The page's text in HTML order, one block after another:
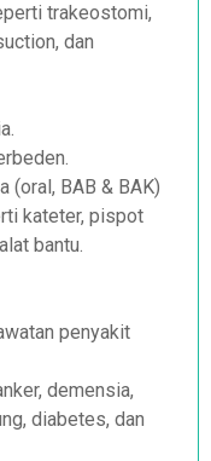
trakeostomi,
dan
(oral, BAB & BAK)
kateter, pispot
bantu.
penyakit
demensia,
diabetes, dan